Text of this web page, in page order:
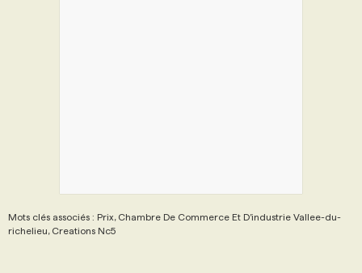
Mots clés associés : Prix, Chambre De Commerce Et D’industrie Vallee-du-
richelieu, Creations Nc5